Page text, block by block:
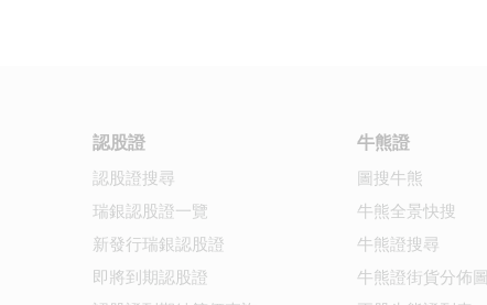
認股證
認股證搜尋
瑞銀認股證一覽
新發行瑞銀認股證
即將到期認股證
牛熊證
圖搜牛熊
牛熊全景快搜
牛熊證搜尋
牛熊證街貨分佈圖